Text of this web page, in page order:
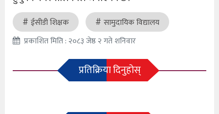
ईसीडी शिक्षक
सामुदायिक विद्यालय
प्रकाशित मिति : २०८३ जेष्ठ २ गते शनिवार
प्रतिक्रिया दिनुहोस्